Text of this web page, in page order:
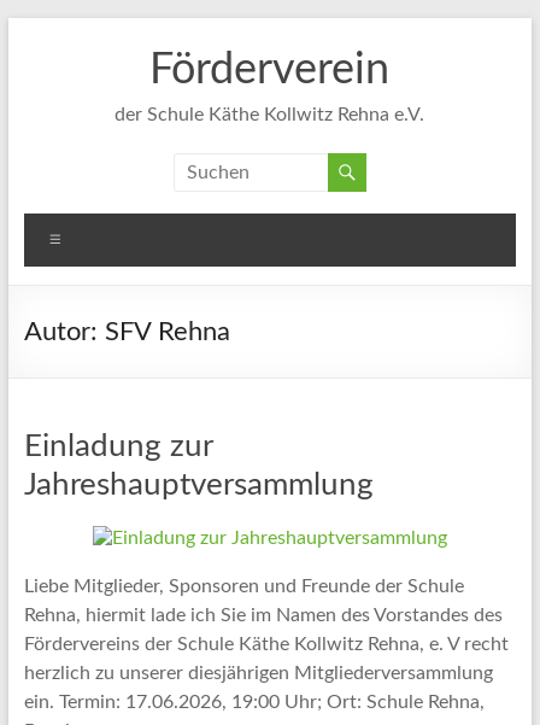
Förderverein
der Schule Käthe Kollwitz Rehna e.V.
Autor: SFV Rehna
Einladung zur
Jahreshauptversammlung
Liebe Mitglieder, Sponsoren und Freunde der Schule
Rehna, hiermit lade ich Sie im Namen des Vorstandes des
Fördervereins der Schule Käthe Kollwitz Rehna, e. V recht
herzlich zu unserer diesjährigen Mitgliederversammlung
ein. Termin: 17.06.2026, 19:00 Uhr; Ort: Schule Rehna,